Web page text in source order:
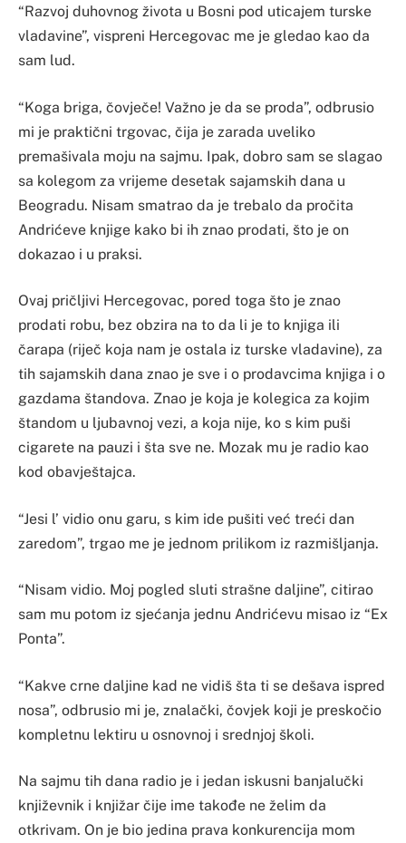
“Razvoj duhovnog života u Bosni pod uticajem turske
vladavine”, vispreni Hercegovac me je gledao kao da
sam lud.
“Koga briga, čovječe! Važno je da se proda”, odbrusio
mi je praktični trgovac, čija je zarada uveliko
premašivala moju na sajmu. Ipak, dobro sam se slagao
sa kolegom za vrijeme desetak sajamskih dana u
Beogradu. Nisam smatrao da je trebalo da pročita
Andrićeve knjige kako bi ih znao prodati, što je on
dokazao i u praksi.
Ovaj pričljivi Hercegovac, pored toga što je znao
prodati robu, bez obzira na to da li je to knjiga ili
čarapa (riječ koja nam je ostala iz turske vladavine), za
tih sajamskih dana znao je sve i o prodavcima knjiga i o
gazdama štandova. Znao je koja je kolegica za kojim
štandom u ljubavnoj vezi, a koja nije, ko s kim puši
cigarete na pauzi i šta sve ne. Mozak mu je radio kao
kod obavještajca.
“Jesi l’ vidio onu garu, s kim ide pušiti već treći dan
zaredom”, trgao me je jednom prilikom iz razmišljanja.
“Nisam vidio. Moj pogled sluti strašne daljine”, citirao
sam mu potom iz sjećanja jednu Andrićevu misao iz “Ex
Ponta”.
“Kakve crne daljine kad ne vidiš šta ti se dešava ispred
nosa”, odbrusio mi je, znalački, čovjek koji je preskočio
kompletnu lektiru u osnovnoj i srednjoj školi.
Na sajmu tih dana radio je i jedan iskusni banjalučki
književnik i knjižar čije ime takođe ne želim da
otkrivam. On je bio jedina prava konkurencija mom